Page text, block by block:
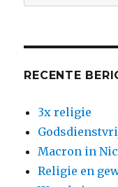
naar:
RECENTE
3x religie
Macron in
Religie en